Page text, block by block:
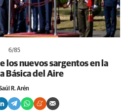
6/85
los nuevos sargentos en la
Básica del Aire
R. Arén